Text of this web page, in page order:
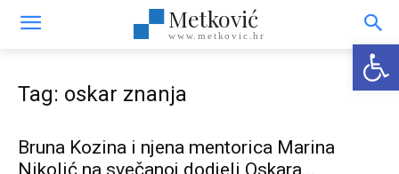
Metković
www.metkovic.hr
Tag: oskar znanja
Bruna Kozina i njena mentorica Marina
Nikolić na svečanoj dodjeli Oskara...